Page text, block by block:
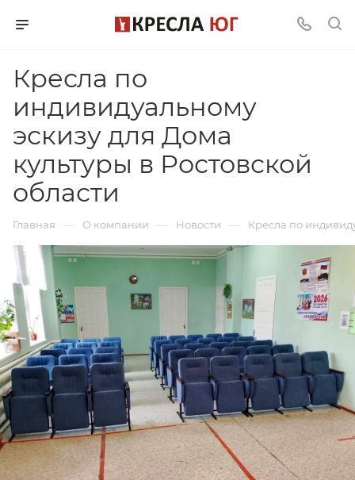
Кресла по
индивидуальному
эскизу для Дома
культуры в Ростовской
области
Главная — О компании — Новости — Кресла по